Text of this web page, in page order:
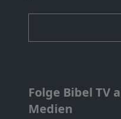
Folge Bibel TV
Medien